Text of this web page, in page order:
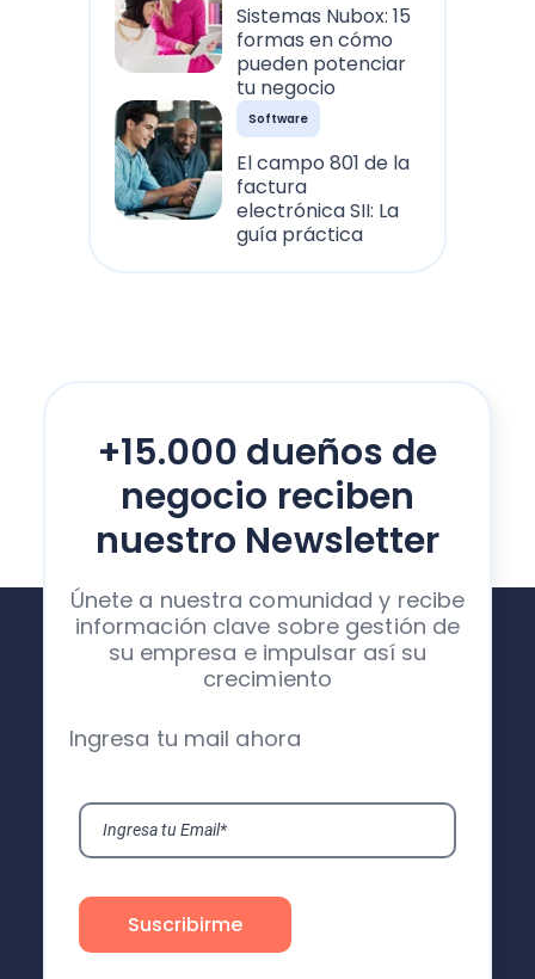
Sistemas Nubox: 15
formas en cómo
pueden potenciar
tu negocio
Software
El campo 801 de la
factura
electrónica SII: La
guía práctica
+15.000 dueños de
negocio reciben
nuestro Newsletter
Únete a nuestra comunidad y recibe
información clave sobre gestión de
su empresa e impulsar así su
crecimiento
Ingresa tu mail ahora